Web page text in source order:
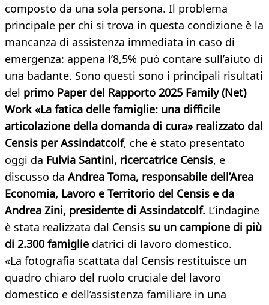
composto da una sola persona. Il problema
principale per chi si trova in questa condizione è la
mancanza di assistenza immediata in caso di
emergenza: appena l’8,5% può contare sull’aiuto di
una badante. Sono questi sono i principali risultati
del primo Paper del Rapporto 2025 Family (Net)
Work «La fatica delle famiglie: una difficile
articolazione della domanda di cura» realizzato dal
Censis per Assindatcolf, che è stato presentato
oggi da Fulvia Santini, ricercatrice Censis, e
discusso da Andrea Toma, responsabile dell’Area
Economia, Lavoro e Territorio del Censis e da
Andrea Zini, presidente di Assindatcolf. L’indagine
è stata realizzata dal Censis su un campione di più
di 2.300 famiglie datrici di lavoro domestico.
«La fotografia scattata dal Censis restituisce un
quadro chiaro del ruolo cruciale del lavoro
domestico e dell’assistenza familiare in una